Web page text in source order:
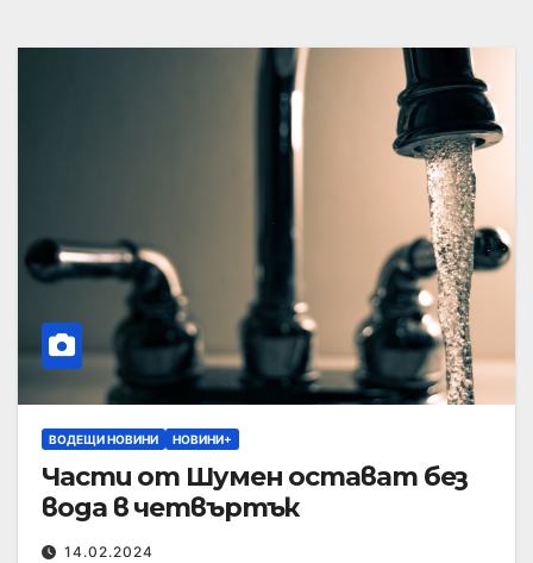
ВОДЕЩИ НОВИНИ НОВИНИ+
Части от Шумен остават без
вода в четвъртък
14.02.2024